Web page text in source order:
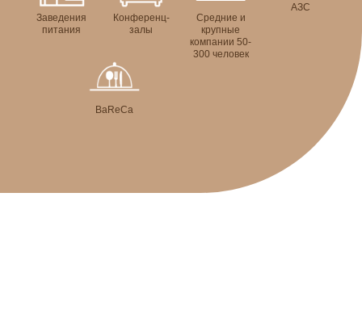
Заведения
питания
Конференц-
залы
Средние и
крупные
компании 50-
300 человек
АЗС
BaReCа